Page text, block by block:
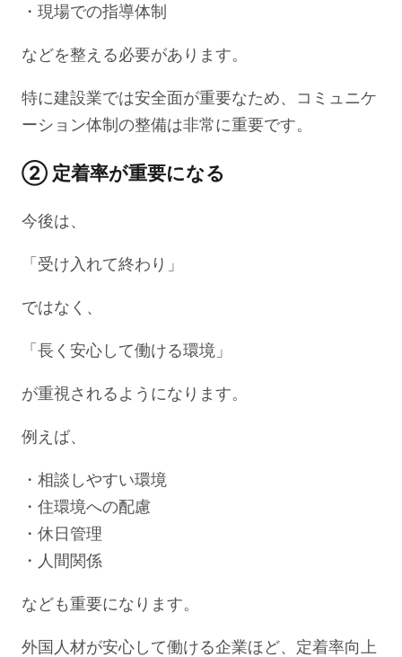
・現場での指導体制
などを整える必要があります。
特に建設業では安全面が重要なため、コミュニケ
ーション体制の整備は非常に重要です。
② 定着率が重要になる
今後は、
「受け入れて終わり」
ではなく、
「長く安心して働ける環境」
が重視されるようになります。
例えば、
・相談しやすい環境
・住環境への配慮
・休日管理
・人間関係
なども重要になります。
外国人材が安心して働ける企業ほど、定着率向上